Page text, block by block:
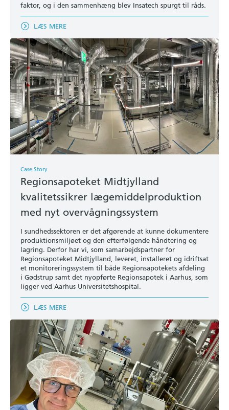
faktor, og i den sammenhæng blev Insatech spurgt til råds.
LÆS MERE
Case Story
Regionsapoteket Midtjylland
kvalitetssikrer lægemiddelproduktion
med nyt overvågningssystem
I sundhedssektoren er det afgørende at kunne dokumentere
produktionsmiljøet og den efterfølgende håndtering og
lagring. Derfor har vi, som samarbejdspartner for
Regionsapoteket Midtjylland, leveret, installeret og idriftsat
et monitoreringssystem til både Regionsapotekets afdeling
i Gødstrup samt det nyopførte Regionsapotek i Aarhus, som
ligger ved Aarhus Universitetshospital.
LÆS MERE